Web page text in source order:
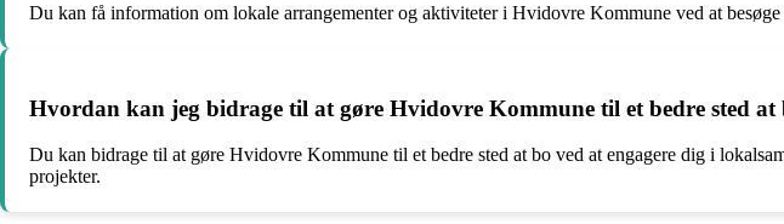
Du kan få information om lokale arrangementer og aktiviteter i Hvidovre Kommune ved at
Hvordan kan jeg bidrage til at gøre Hvidovre Kommune til et bedre sted at
Du kan bidrage til at gøre Hvidovre Kommune til et bedre sted at bo ved at engagere dig i
projekter.